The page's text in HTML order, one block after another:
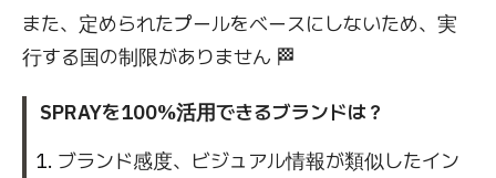
また、定められたプールをベースにしないため、実
行する国の制限がありません 🏁
SPRAYを100%活用できるブランドは？
ブランド感度、ビジュアル情報が類似したイン